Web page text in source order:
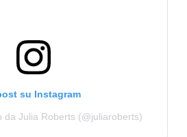
su Instagram
da Julia Roberts (@juliaroberts)